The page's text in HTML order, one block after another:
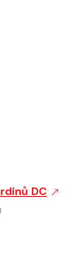
DC